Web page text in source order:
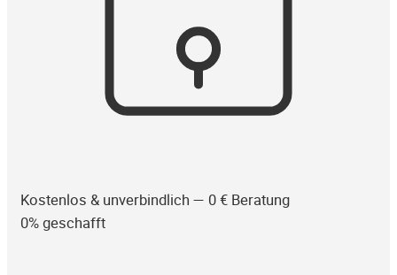
Kostenlos & unverbindlich — 0 € Beratung
0% geschafft